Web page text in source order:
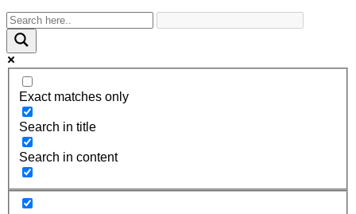
Exact matches only
Search in title
Search in content